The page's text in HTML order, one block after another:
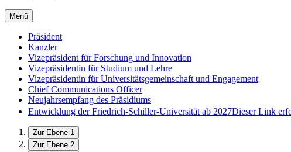
Menü
Präsident
Kanzler
Vizepräsident für Forschung und Innovation
Vizepräsidentin für Studium und Lehre
Vizepräsidentin für Universitätsgemeinschaft und Engagement
Chief Communications Officer
Neujahrsempfang des Präsidiums
Entwicklung der Friedrich-Schiller-Universität ab 2027Dieser Link
Zur Ebene 1
Zur Ebene 2